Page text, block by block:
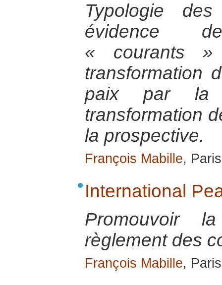
Typologie
évidence
« courants
transformation
paix par la
transformation
la prospective.
François Mabille,
International
Promouvoir
règlement des
François Mabille,